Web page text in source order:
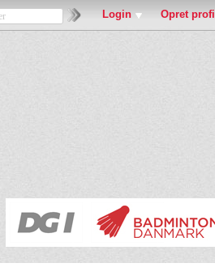
Login Opret profil